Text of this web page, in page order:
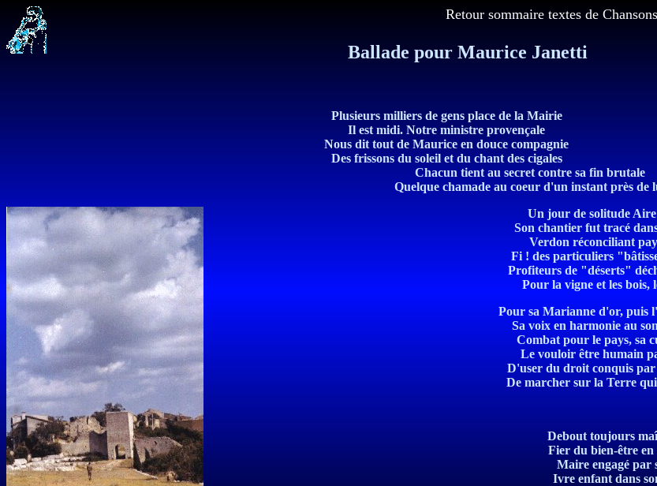
Retour sommaire textes de Chansons
Ballade pour Maurice Janetti
Plusieurs milliers de gens place de la Mairie
Il est midi. Notre ministre provençale
Nous dit tout de Maurice en douce compagnie
Des frissons du soleil et du chant des cigales
Chacun tient au secret contre sa fin brutale
Quelque chamade au coeur d'un instant près de
Un jour de solitude
Son chantier fut tracé
Verdon réconciliant
Fi ! des particuliers
Profiteurs de "déserts"
Pour la vigne et les bois,
Pour sa Marianne d'or, puis
Sa voix en harmonie au
Combat pour le pays, sa
Le vouloir être humain
D'user du droit conquis
De marcher sur la Terre
Debout toujours
Fier du bien-être en
Maire engagé par
Ivre enfant dans